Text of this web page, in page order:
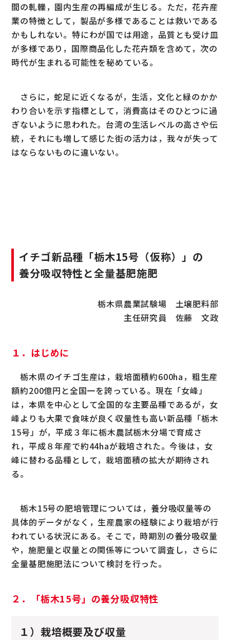
間の軋轢，園内生産の再編成が生じる。ただ，花卉産
業の特徴として，製品が多様であることは救いである
かもしれない。特にわが国では用途，品質とも受け皿
が多様であり，国際商品化した花卉類を含めて，次の
時代が生まれる可能性を秘めている。
さらに，蛇足に近くなるが，生活，文化と緑のかか
わり合いを示す指標として，消費高はそのひとつに過
ぎないように思われた。台湾の生活レベルの高さや伝
統，それにも増して感じた街の活力は，我々が失って
はならないものに違いない。
イチゴ新品種「栃木15号（仮称）」の
養分吸収特性と全量基肥施肥
栃木県農業試験場 土壌肥料部
主任研究員 佐藤 文政
１．はじめに
栃木県のイチゴ生産は，栽培面積約600ha，粗生産
額約200億円と全国一を誇っている。現在「女峰」
は，本県を中心として全国的な主要品種であるが，女
峰よりも大果で食味が良く収量性も高い新品種「栃木
15号」が，平成３年に栃木農試栃木分場で育成さ
れ，平成８年産で約44haが栽培された。今後は，女
峰に替わる品種として，栽培面積の拡大が期待され
る。
栃木15号の肥培管理については，養分吸収量等の
具体的データがなく，生産農家の経験により栽培が行
われている状況にある。そこで，時期別の養分吸収量
や，施肥量と収量との関係等について調査し，さらに
全量基肥施肥法について検討を行った。
２．「栃木15号」の養分吸収特性
１）栽培概要及び収量